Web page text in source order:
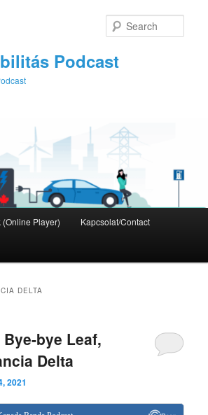
Podcast
(Online Player) Kapcsolat/Contact
DELTA
Bye-bye Leaf,
Delta
2021